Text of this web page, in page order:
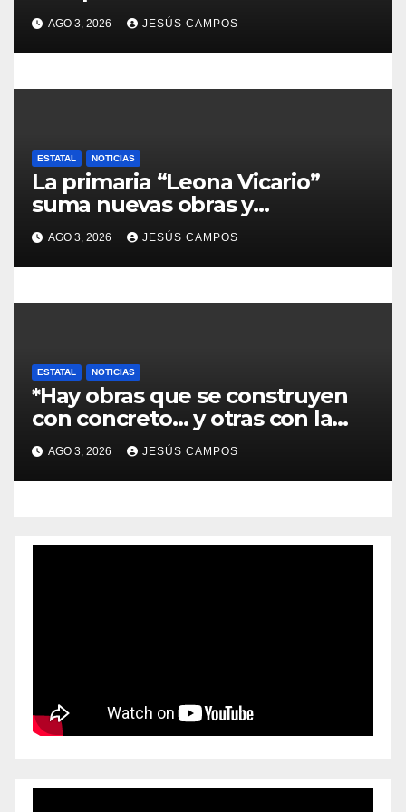
t
d
a
s
AGO 3, 2026 JESÚS CAMPOS
ESTATAL NOTICIAS
La primaria “Leona Vicario”
suma nuevas obras y
compromisos para fortalecer su
infraestructura
AGO 3, 2026 JESÚS CAMPOS
ESTATAL NOTICIAS
*Hay obras que se construyen
con concreto… y otras con la
convicción de brindar una
mejor atención a quienes más
lo necesitan.*
AGO 3, 2026 JESÚS CAMPOS